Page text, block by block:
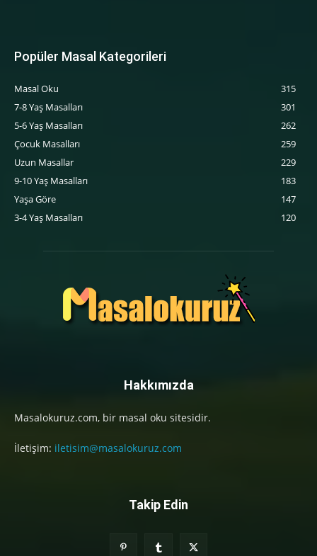
Popüler Masal Kategorileri
Masal Oku
315
7-8 Yaş Masalları
301
5-6 Yaş Masalları
262
‍Çocuk Masalları
259
Uzun Masallar
229
9-10 Yaş Masalları
183
Yaşa Göre
147
3-4 Yaş Masalları
120
Hakkımızda
Masalokuruz.com, bir masal oku sitesidir.
İletişim: iletisim@masalokuruz.com
Takip Edin